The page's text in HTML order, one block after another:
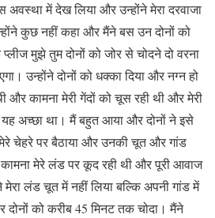
अवस्था में देख लिया और उन्होंने मेरा दरवाजा
कुछ नहीं कहा और मैंने बस उन दोनों को
मुझे तुम दोनों को जोर से चोदने दो वरना
उन्होंने दोनों को धक्का दिया और नग्न हो
और कामना मेरी गेंदों को चूस रही थी और मेरी
यह अच्छा था। मैं बहुत आया और दोनों ने इसे
मेरे चेहरे पर बैठाया और उनकी चूत और गांड
मेरे लंड पर कूद रही थी और पूरी आवाज
मेरा लंड चूत में नहीं लिया बल्कि अपनी गांड में
दोनों को करीब 45 मिनट तक चोदा। मैंने